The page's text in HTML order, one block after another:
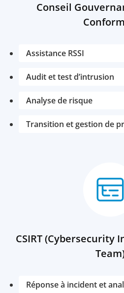
Conseil
Assistance RSSI
Audit et test d’intrusion
Analyse de risque
Transition et gestion de
CSIRT (Cybersecurity
Réponse à incident et